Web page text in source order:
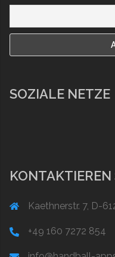
SOZIALE NETZE
KONTAKTIEREN
Kaethnerstr. 7, D-
+49 160 7272 854